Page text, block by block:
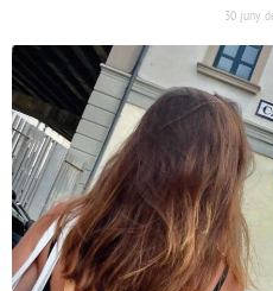
30 juny